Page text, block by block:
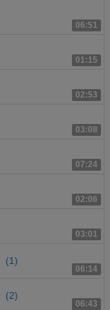
06:51
01:15
02:53
03:08
07:24
02:06
03:01
06:14
(1)
06:43
(2)